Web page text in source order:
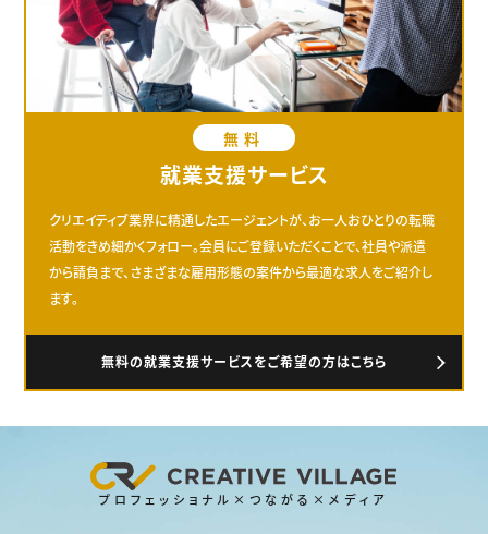
無料
就業支援サービス
クリエイティブ業界に精通したエージェントが、お一人おひとりの転職
活動をきめ細かくフォロー。会員にご登録いただくことで、社員や派遣
から請負まで、さまざまな雇用形態の案件から最適な求人をご紹介し
ます。
無料の就業支援サービスをご希望の方はこちら
プロフェッショナル×つながる×メディア